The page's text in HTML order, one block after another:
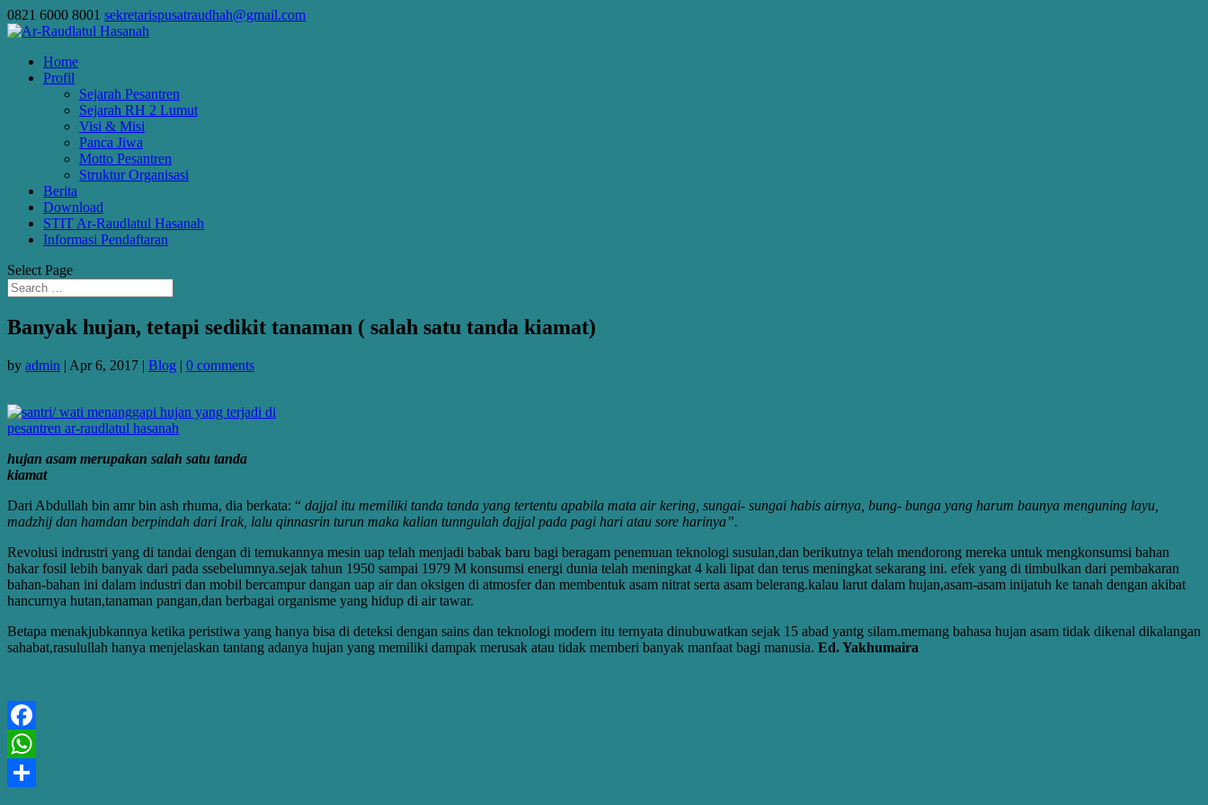
0821 6000 8001 sekretarispusatraudhah@gmail.com
Home
Profil
Sejarah Pesantren
Sejarah RH 2 Lumut
Visi & Misi
Panca Jiwa
Motto Pesantren
Struktur Organisasi
Berita
Download
STIT Ar-Raudlatul Hasanah
Informasi Pendaftaran
Select Page
Banyak hujan, tetapi sedikit tanaman ( salah satu tanda kiamat)
by admin | Apr 6, 2017 | Blog | 0 comments
hujan asam merupakan salah satu tanda
kiamat
Dari Abdullah bin amr bin ash rhuma, dia berkata: “ dajjal itu memiliki tanda tanda yang tertentu apabila mata air kering, sungai- sungai habis airnya, bung- bunga yang harum baunya menguning layu,
madzhij dan hamdan berpindah dari Irak, lalu qinnasrin turun maka kalian tunngulah dajjal pada pagi hari atau sore harinya”.
Revolusi indrustri yang di tandai dengan di temukannya mesin uap telah menjadi babak baru bagi beragam penemuan teknologi susulan,dan berikutnya telah mendorong mereka untuk mengkonsumsi bahan
bakar fosil lebih banyak dari pada ssebelumnya.sejak tahun 1950 sampai 1979 M konsumsi energi dunia telah meningkat 4 kali lipat dan terus meningkat sekarang ini. efek yang di timbulkan dari pembakaran
bahan-bahan ini dalam industri dan mobil bercampur dangan uap air dan oksigen di atmosfer dan membentuk asam nitrat serta asam belerang.kalau larut dalam hujan,asam-asam inijatuh ke tanah dengan akibat
hancurnya hutan,tanaman pangan,dan berbagai organisme yang hidup di air tawar.
Betapa menakjubkannya ketika peristiwa yang hanya bisa di deteksi dengan sains dan teknologi modern itu ternyata dinubuwatkan sejak 15 abad yantg silam.memang bahasa hujan asam tidak dikenal dikalangan
sahabat,rasulullah hanya menjelaskan tantang adanya hujan yang memiliki dampak merusak atau tidak memberi banyak manfaat bagi manusia. Ed. Yakhumaira
Facebook
WhatsApp